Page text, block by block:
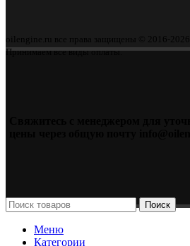
oilengine.ru все права защищены © 2016-2026
Принимаем все виды оплаты.
Поиск
Меню
Категории